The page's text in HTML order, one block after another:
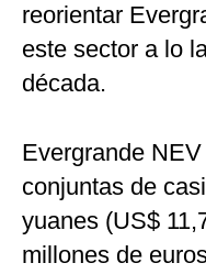
reorientar
este sector a lo
década.
Evergrande
conjuntas de
yuanes (US$
millones de